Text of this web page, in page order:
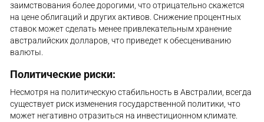
заимствования более дорогими, что отрицательно скажется
на цене облигаций и других активов. Снижение процентных
ставок может сделать менее привлекательным хранение
австралийских долларов, что приведет к обесцениванию
валюты.
Политические риски:
Несмотря на политическую стабильность в Австралии, всегда
существует риск изменения государственной политики, что
может негативно отразиться на инвестиционном климате.